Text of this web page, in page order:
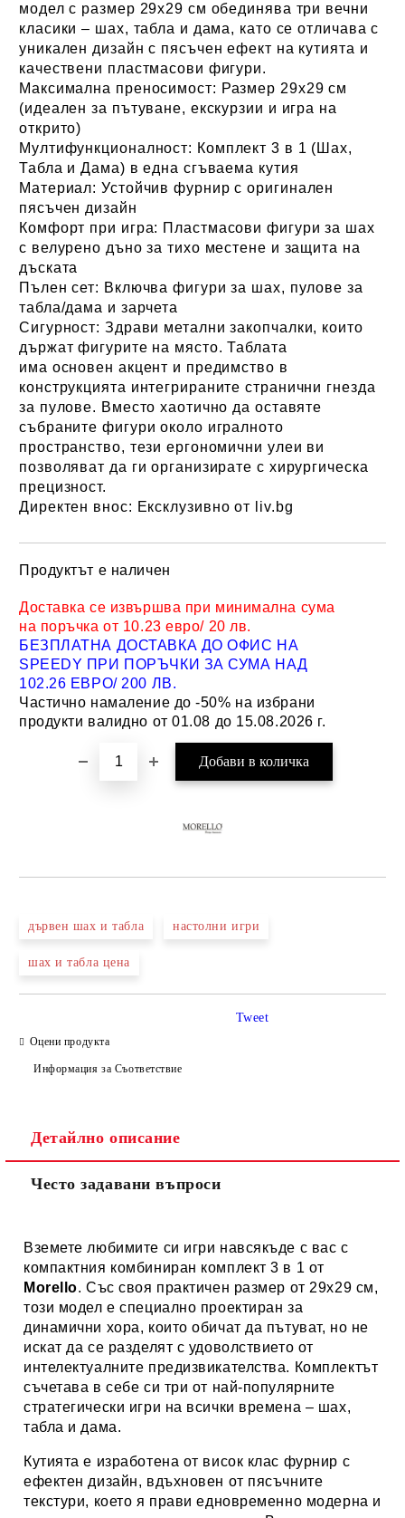
модел с размер 29х29 см обединява три вечни
класики – шах, табла и дама, като се отличава с
уникален дизайн с пясъчен ефект на кутията и
качествени пластмасови фигури.
Максимална преносимост: Размер 29х29 см
(идеален за пътуване, екскурзии и игра на
открито)
Мултифункционалност: Комплект 3 в 1 (Шах,
Табла и Дама) в една сгъваема кутия
Материал: Устойчив фурнир с оригинален
пясъчен дизайн
Комфорт при игра: Пластмасови фигури за шах
с велурено дъно за тихо местене и защита на
дъската
Пълен сет: Включва фигури за шах, пулове за
табла/дама и зарчета
Сигурност: Здрави метални закопчалки, които
държат фигурите на място. Таблата
има основен акцент и предимство в
конструкцията интегрираните странични гнезда
за пулове. Вместо хаотично да оставяте
събраните фигури около игралното
пространство, тези ергономични улеи ви
позволяват да ги организирате с хирургическа
прецизност.
Директен внос: Ексклузивно от liv.bg
Продуктът е наличен
Доставка се извършва при минимална сума
на поръчка от 10.23 евро/ 20 лв.
БЕЗПЛАТНА ДОСТАВКА ДО ОФИС НА
SPEEDY ПРИ ПОРЪЧКИ ЗА СУМА НАД
102.26 ЕВРО/ 200 ЛВ.
Частично намаление до -50% на избрани
продукти валидно от 01.08 до 15.08.2026 г.
дървен шах и табла настолни игри
шах и табла цена
Оцени продукта
Информация за Съответствие
Tweet
Детайлно описание
Често задавани въпроси
Вземете любимите си игри навсякъде с вас с
компактния комбиниран комплект 3 в 1 от
Morello. Със своя практичен размер от 29х29 см,
този модел е специално проектиран за
динамични хора, които обичат да пътуват, но не
искат да се разделят с удоволствието от
интелектуалните предизвикателства. Комплектът
съчетава в себе си три от най-популярните
стратегически игри на всички времена – шах,
табла и дама.
Кутията е изработена от висок клас фурнир с
ефектен дизайн, вдъхновен от пясъчните
текстури, което я прави едновременно модерна и